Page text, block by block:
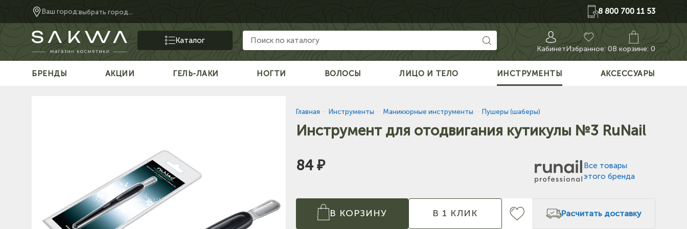
Ваш город:выбрать город... 8 800 700 11 53
Каталог
КабинетИзбранное:0В корзине: 0
БРЕНДЫ АКЦИИ ГЕЛЬ-ЛАКИ НОГТИ ВОЛОСЫ ЛИЦО И ТЕЛО ИНСТРУМЕНТЫ АКСЕССУАРЫ
Главная Инструменты Маникюрные инструменты Пушеры (шаберы)
Инструмент для отодвигания кутикулы №3 RuNail
84 ₽
Все товары
этого бренда
В КОРЗИНУ В 1 КЛИК Расчитать доставку